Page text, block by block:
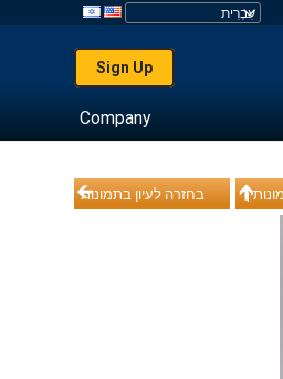
Sign Up
Company
בחזרה לעיון בתמונות